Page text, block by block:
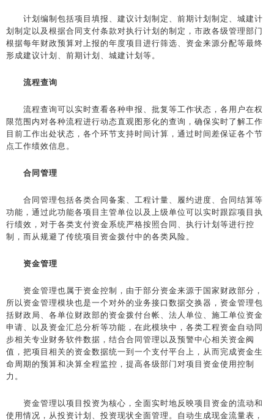
计划编制包括项目填报、建议计划制定、前期计划制定、城建计
划制定以及根据合同支付条款对执行计划的制定，市政各级管理部门
根据每年财政预算对上报的年度项目进行筛选、资金来源分配等最终
形成建议计划、前期计划、城建计划等。
流程查询
流程查询可以实时查看各种申报、批复等工作状态，各用户在权
限范围内对各种流程进行动态直观图形化的查询，确保实时了解工作
目前工作出处状态，各个环节支持时间计算，通过时间差保证各个节
点工作绩效信息。
合同管理
合同管理包括各类合同备案、工程计量、履约进度、合同结算等
功能，通过此功能各项目主管单位以及上级单位可以实时跟踪项目执
行绩效，对于各类支付资金系统严格按照合同、执行计划等进行控
制，而从规避了传统项目资金拨付中的各类风险。
资金管理
资金管理也属于资金控制，由于部分资金来源于国家财政部分，
所以资金管理模块也是一个对外的业务接口数据交换器，资金管理包
括财政局、各单位财政部的资金拨付台帐、法人单位、施工单位资金
申请、以及资金汇总分析等功能，在此模块中，各类工程资金自动同
步相关专业财务软件数据，结合合同管理以及预警中心相关资金阀
值，把项目相关的资金数据统一到一个支付平台上，从而完成资金生
命周期的预算和决算全程监控，提高各级部门对项目资金使用控制
力。
资金管理以项目投资为核心，全面实时地反映项目资金的流动和
使用情况，从投资计划、投资现状全面管理。自动生成现金流量表，